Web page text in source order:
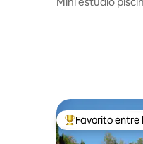
De los mejores
Favorito entre